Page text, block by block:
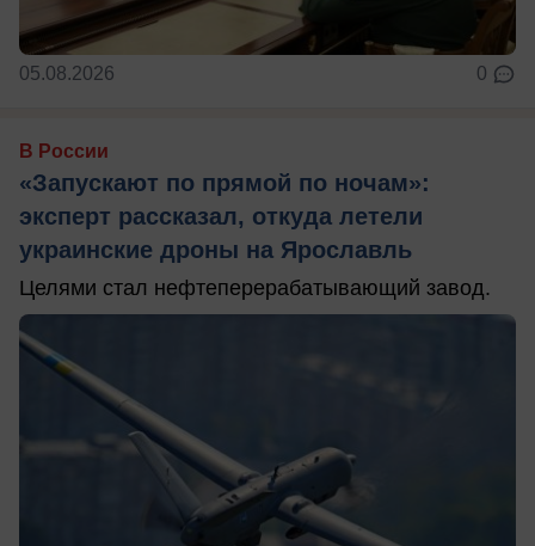
05.08.2026 0
В России
«Запускают по прямой по ночам»:
эксперт рассказал, откуда летели
украинские дроны на Ярославль
Целями стал нефтеперерабатывающий завод.